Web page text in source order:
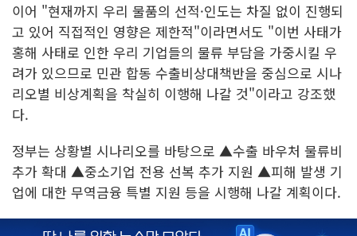
이어 "현재까지 우리 물품의 선적·인도는 차질 없이 진행되
고 있어 직접적인 영향은 제한적"이라면서도 "이번 사태가
홍해 사태로 인한 우리 기업들의 물류 부담을 가중시킬 우
려가 있으므로 민관 합동 수출비상대책반을 중심으로 시나
리오별 비상계획을 착실히 이행해 나갈 것"이라고 강조했
다.
정부는 상황별 시나리오를 바탕으로 ▲수출 바우처 물류비
추가 확대 ▲중소기업 전용 선복 추가 지원 ▲피해 발생 기
업에 대한 무역금융 특별 지원 등을 시행해 나갈 계획이다.